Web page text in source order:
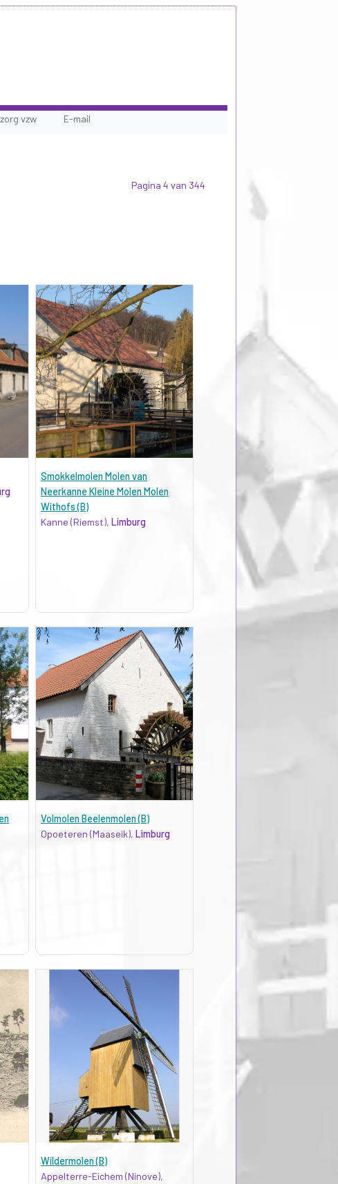
vzw E-mail
Pagina 4 van 344
Smokkelmolen Molen van
Neerkanne Kleine Molen Molen
Withofs (B)
Kanne (Riemst), Limburg
Volmolen Beelenmolen (B)
Opoeteren (Maaseik), Limburg
Wildermolen (B)
Appelterre-Eichem (Ninove),